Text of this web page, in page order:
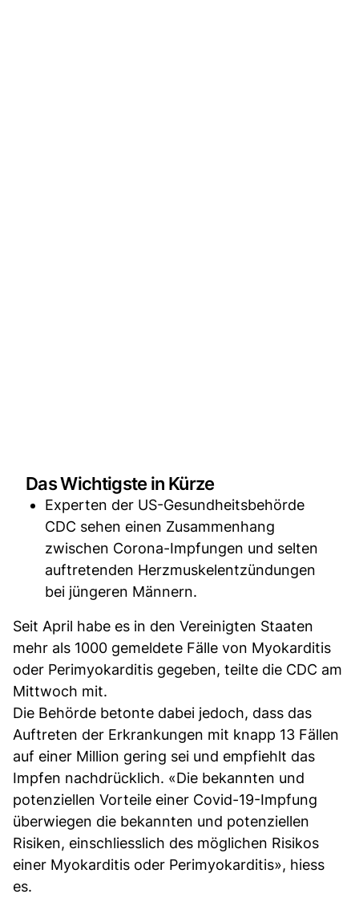
Das Wichtigste in Kürze
Experten der US-Gesundheitsbehörde
CDC sehen einen Zusammenhang
zwischen Corona-Impfungen und selten
auftretenden Herzmuskelentzündungen
bei jüngeren Männern.
Seit April habe es in den Vereinigten Staaten
mehr als 1000 gemeldete Fälle von Myokarditis
oder Perimyokarditis gegeben, teilte die CDC am
Mittwoch mit.
Die Behörde betonte dabei jedoch, dass das
Auftreten der Erkrankungen mit knapp 13 Fällen
auf einer Million gering sei und empfiehlt das
Impfen nachdrücklich. «Die bekannten und
potenziellen Vorteile einer Covid-19-Impfung
überwiegen die bekannten und potenziellen
Risiken, einschliesslich des möglichen Risikos
einer Myokarditis oder Perimyokarditis», hiess
es.